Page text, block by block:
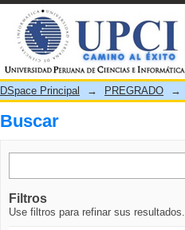
Buscar
DSpace Principal → PREGRADO →
Buscar
Filtros
Use filtros para refinar sus resultados.